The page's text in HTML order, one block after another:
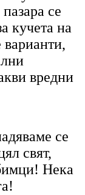
се
кучета на
варианти,
вредни
се
​​свят,
Нека